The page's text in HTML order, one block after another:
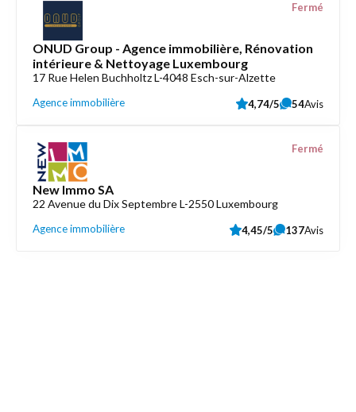
ONUD Group - Agence immobilière, Rénovation
intérieure & Nettoyage Luxembourg
17 Rue Helen Buchholtz L-4048 Esch-sur-Alzette
Agence immobilière
Fermé
4,74/5 54Avis
New Immo SA
22 Avenue du Dix Septembre L-2550 Luxembourg
Agence immobilière
Fermé
4,45/5 137Avis